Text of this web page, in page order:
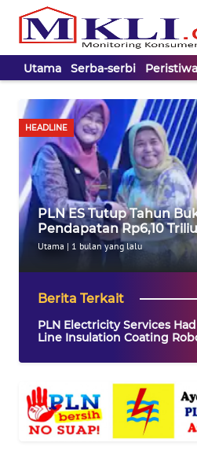
Utama Serba-serbi Peristiwa
HEADLINE
PLN ES Tutup Tahun
Pendapatan Rp6,10
Utama | 1 bulan yang lalu
Berita Terkait
PLN Electricity Services
Line Insulation Coating
TV
Tutup
UTAMA
SERBA-
SERBI
INDEKS
BERITA